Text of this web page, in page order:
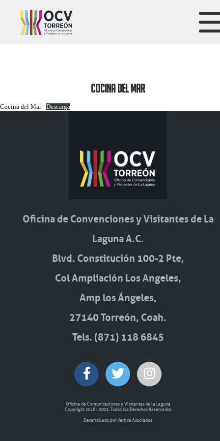
COCINA DEL MAR
Cocina del Mar Descarga
Oficina de Convenciones y Visitantes de La
Laguna A.C.
Blvd. Constitución 100-2 Pte,
Col Ampliación Los Angeles,
Amp los Ángeles,
27140 Torreón, Coah.
Tels. (871) 118 6845
Oficina de Comunicaciones y Visitantes de la Laguna
Copyright 2018 - 2022, Todos los Derechos Reservados
Desarrollado por Vertice Asociados